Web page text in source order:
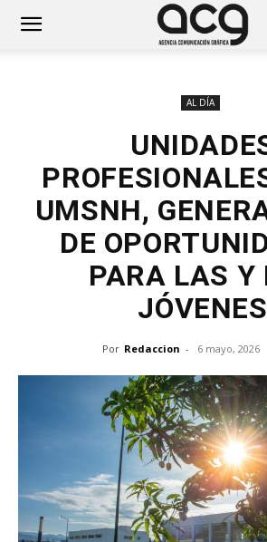
AL DÍA
UMSNH,
DE
PARA LAS Y
JÓVENES
Por Redaccion - 6 mayo, 2026